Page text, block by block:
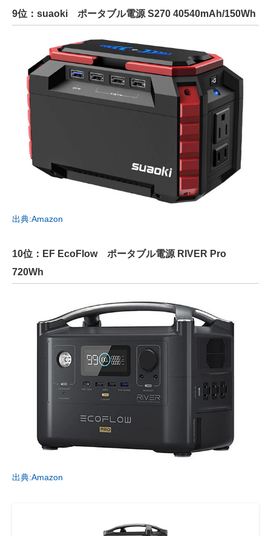
9位：suaoki ポータブル電源 S270 40540mAh/150Wh
出典:Amazon
10位：EF EcoFlow ポータブル電源 RIVER Pro
720Wh
出典:Amazon